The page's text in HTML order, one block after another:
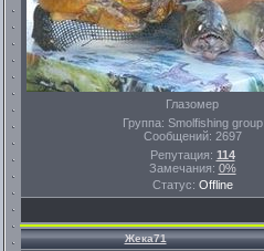
Глазомер
Группа: Smolfishing group
Сообщений: 2697
Репутация: 114
Замечания: 0%
Статус: Offline
Жека71